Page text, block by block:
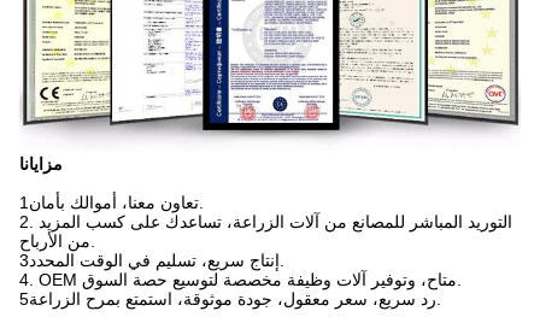
مزايانا
2. التوريد المباشر للمصانع من آلات الزراعة، تساعدك على كسب المزيد